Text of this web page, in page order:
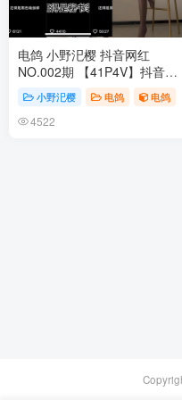
电鸽 小野汜樱 抖音网红
NO.002期 【41P4V】抖音完
整版合集
小野汜樱 电鸽 电鸽
4522